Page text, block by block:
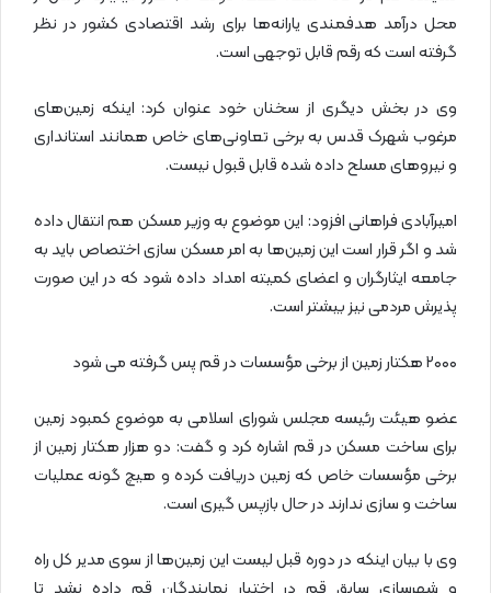
محل درآمد هدفمندی یارانه‌ها برای رشد اقتصادی کشور در نظر
گرفته است که رقم قابل توجهی است.
وی در بخش دیگری از سخنان خود عنوان کرد: اینکه زمین‌های
مرغوب شهرک قدس به برخی تعاونی‌های خاص همانند استانداری
و نیروهای مسلح داده شده قابل قبول نیست.
امیرآبادی فراهانی افزود: این موضوع به وزیر مسکن هم انتقال داده
شد و اگر قرار است این زمین‌ها به امر مسکن سازی اختصاص باید به
جامعه ایثارگران و اعضای کمیته امداد داده شود که در این صورت
پذیرش مردمی نیز بیشتر است.
۲۰۰۰ هکتار زمین از برخی مؤسسات در قم پس گرفته می شود
عضو هیئت رئیسه مجلس شورای اسلامی به موضوع کمبود زمین
برای ساخت مسکن در قم اشاره کرد و گفت: دو هزار هکتار زمین از
برخی مؤسسات خاص که زمین دریافت کرده و هیچ گونه عملیات
ساخت و سازی ندارند در حال بازپس گیری است.
وی با بیان اینکه در دوره قبل لیست این زمین‌ها از سوی مدیر کل راه